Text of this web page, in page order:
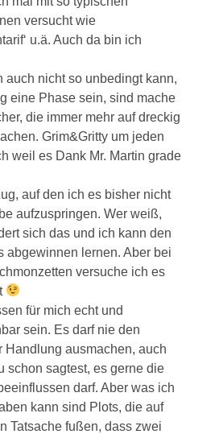
versucht wie
u.ä. Auch da bin ich
auch nicht so unbedingt kann,
eine Phase sein, sind mache
die immer mehr auf dreckig
Grim&Gritty um jeden
weil es Dank Mr. Martin grade
auf den ich es bisher nicht
aufzuspringen. Wer weiß,
sich das und ich kann den
abgewinnen lernen. Aber bei
versuche ich es
für mich echt und
sein. Es darf nie den
Handlung ausmachen, auch
schon sagtest, es gerne die
darf. Aber was ich
kann sind Plots, die auf
Tatsache fußen, dass zwei